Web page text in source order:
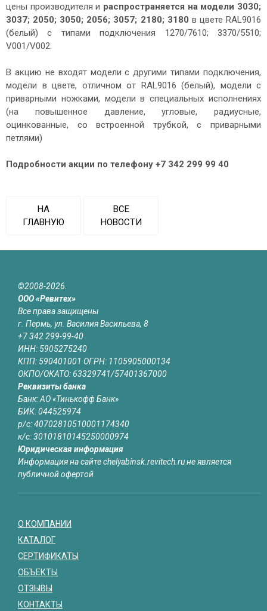
цены производителя и распространяется на модели 3030;
3037; 2050; 3050; 2056; 3057; 2180; 3180 в цвете RAL9016
(белый) с типами подключения 1270/7610; 3370/5510;
V001/V002.
В акцию не входят модели с другими типами подключения,
модели в цвете, отличном от RAL9016 (белый), модели с
приварными ножками, модели в специальных исполнениях
(на повышенное давление, угловые, радиусные,
оцинкованные, со встроенной трубкой, с приварными
петлями)
Подробности акции по телефону +7 342 299 99 40
НА
ГЛАВНУЮ
ВСЕ
НОВОСТИ
©2008-2026.
ООО «Ревитех»
Все права защищены
г. Пермь, ул. Василия Васильева, 8
+7 342 299-99-40
ИНН: 5905275240
КПП: 590401001 ОГРН: 1105905000134
ОКПО/ОКАТО: 63329741/57401367000
Реквизиты банка
Банк: АО «Тинькофф Банк»
БИК: 044525974
р/с: 40702810510001174340
к/с: 30101810145250000974
Юридическая информация
Информация на сайте chelyabinsk.revitech.ru не является
публичной офертой
О КОМПАНИИ
КАТАЛОГ
СЕРТИФИКАТЫ
ОБЪЕКТЫ
ОТЗЫВЫ
КОНТАКТЫ